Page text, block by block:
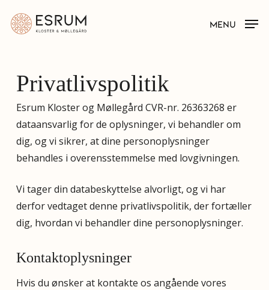
MENU
Privatlivspolitik
Esrum Kloster og Møllegård CVR-nr. 26363268 er
dataansvarlig for de oplysninger, vi behandler om
dig, og vi sikrer, at dine personoplysninger
behandles i overensstemmelse med lovgivningen.
Vi tager din databeskyttelse alvorligt, og vi har
derfor vedtaget denne privatlivspolitik, der fortæller
dig, hvordan vi behandler dine personoplysninger.
Kontaktoplysninger
Hvis du ønsker at kontakte os angående vores